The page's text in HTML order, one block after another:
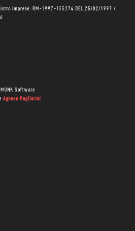
imprese: RM-1997-155274 DEL 25/02/1997 /
MONK Software
Agnese Pagliarini